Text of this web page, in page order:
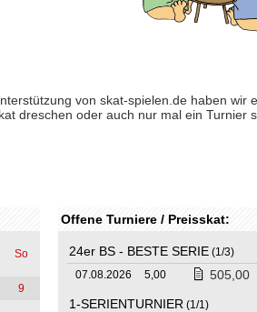
von skat-spielen.de haben wir
dreschen oder auch nur mal ein Turnier
So
9
Offene Turniere / Preisskat:
24er BS - BESTE SERIE (1/3)
07.08.2026
5,00 505,00
1-SERIENTURNIER (1/1)